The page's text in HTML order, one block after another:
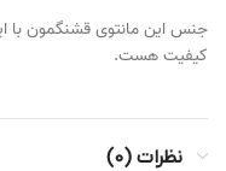
جنس این مانتوی قشنگمون با
کیفیت هست.
نظرات (0)